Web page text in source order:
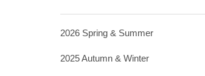
2026 Spring & Summer
2025 Autumn & Winter